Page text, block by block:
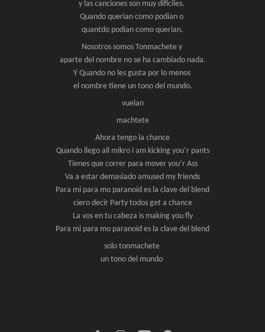
y las canciones son muy dificiles.
Quando querian como podian o
quantdo podian como querian.
Nosotros somos Tonmachete y
aparte del nombre no se ha cambiado nada.
Y Quando no les gusta por lo menos
el nombre tiene un tono del mundo.
vuelan
machtete
Ahora tengo la chance
Quando llego all mikro i am kicking you’r pants
Tienes que correr para mover you’r Ass
Va a estar demasiado amused my friends
Para mi para mo paranoid es la clave del blend
ciero decir Party todos get a chance
La vos en tu cabeza is making you fly
Para mi para mo paranoid es la clave del blend
solo tonmachete
un tono del mundo